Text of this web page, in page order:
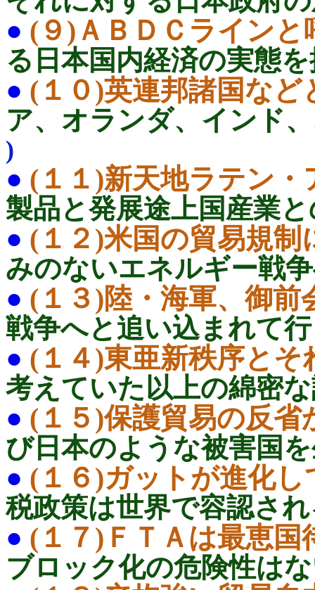
● (９)ＡＢＤＣライン
る日本国内経済の実態
● (１０)英連邦諸国な
ア、オランダ、インド
)
● (１１)新天地ラテン
製品と発展途上国産業
● (１２)米国の貿易規
みのないエネルギー戦
● (１３)陸・海軍、御
戦争へと追い込まれて
● (１４)東亜新秩序と
考えていた以上の綿密
● (１５)保護貿易の反
び日本のような被害国
● (１６)ガットが進化
税政策は世界で容認さ
● (１７)ＦＴＡは最恵
ブロック化の危険性は